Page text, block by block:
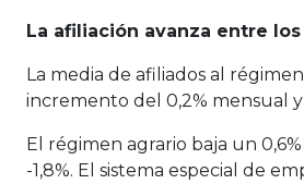
La afiliación avanza entre
La media de afiliados al
incremento del 0,2% mensual
El régimen agrario baja un
-1,8%. El sistema especial de